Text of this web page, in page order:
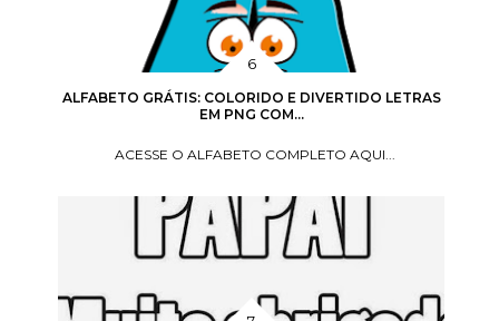
ALFABETO GRÁTIS: COLORIDO E DIVERTIDO LETRAS
EM PNG COM...
ACESSE O ALFABETO COMPLETO AQUI...